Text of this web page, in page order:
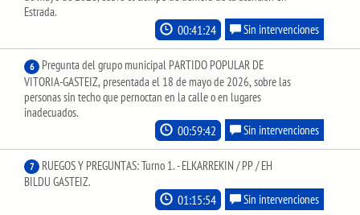
Estrada.
00:41:24 Sin intervenciones
6
Pregunta del grupo municipal PARTIDO POPULAR DE
VITORIA-GASTEIZ, presentada el 18 de mayo de 2026, sobre las
personas sin techo que pernoctan en la calle o en lugares
inadecuados.
00:59:42 Sin intervenciones
7
RUEGOS Y PREGUNTAS: Turno 1. - ELKARREKIN / PP / EH
BILDU GASTEIZ.
01:15:54 Sin intervenciones